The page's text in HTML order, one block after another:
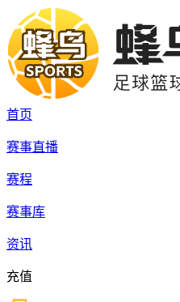
首页
赛事直播
赛程
赛事库
资讯
充值